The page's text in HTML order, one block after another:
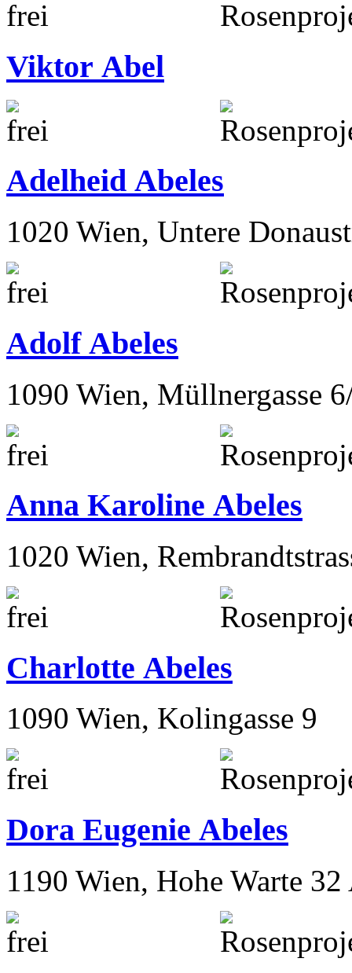
Viktor Abel
Adelheid Abeles
1020 Wien, Untere
Adolf Abeles
1090 Wien, Müllnergasse
Anna Karoline Abeles
1020 Wien,
Charlotte Abeles
1090 Wien, Kolingasse 9
Dora Eugenie Abeles
1190 Wien, Hohe Warte